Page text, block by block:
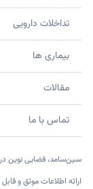
تداخلات دارویی
بیماری ها
مقالات
تماس با ما
سین‌سامد، فضایی نوین
ارائه اطلاعات موثق و